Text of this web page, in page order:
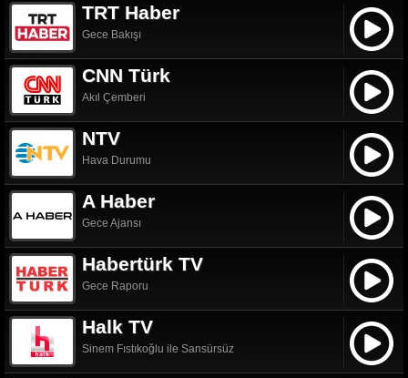
TRT Haber
Gece Bakışı
CNN Türk
Akıl Çemberi
NTV
Hava Durumu
A Haber
Gece Ajansı
Habertürk TV
Gece Raporu
Halk TV
Sinem Fıstıkoğlu ile Sansürsüz